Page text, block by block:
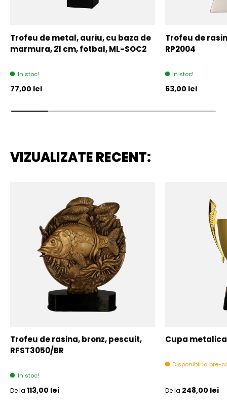
Trofeu de metal, auriu, cu baza de
marmura, 21 cm, fotbal, ML-SOC2
In stoc!
Pret initial
77,00 lei
Trofeu de
RP2004
In stoc!
Pret initial
63,00 lei
VIZUALIZATE RECENT:
Trofeu de rasina, bronz, pescuit,
RFST3050/BR
In stoc!
Pret initial
De la 113,00 lei
Cupa
Disponibil la pre-
Pret initial
De la 248,00 lei